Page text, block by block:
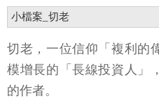
小檔案_切老
切老，一位信仰「複利的
模增長的「長線投資人」
的作者。